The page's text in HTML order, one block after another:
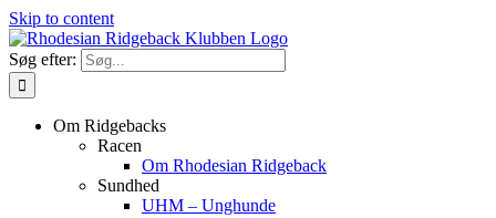
Skip to content
Søg efter:
Om Ridgebacks
Racen
Om Rhodesian Ridgeback
Sundhed
UHM – Unghunde